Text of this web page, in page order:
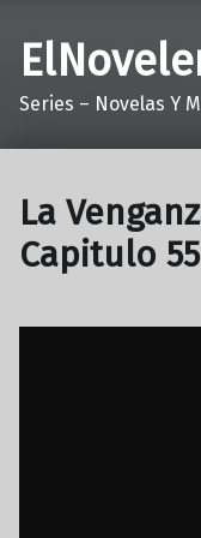
Series – Novelas Y
La
Capitulo